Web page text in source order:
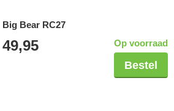
Big Bear RC27
49,95 Op voorraad
Bestel